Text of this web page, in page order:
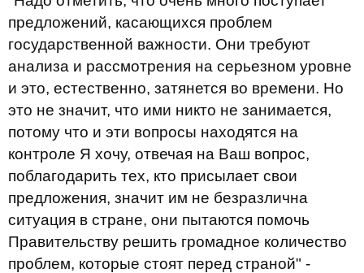
предложений, касающихся проблем
государственной важности. Они требуют
анализа и рассмотрения на серьезном уровне
и это, естественно, затянется во времени. Но
это не значит, что ими никто не занимается,
потому что и эти вопросы находятся на
контроле Я хочу, отвечая на Ваш вопрос,
поблагодарить тех, кто присылает свои
предложения, значит им не безразлична
ситуация в стране, они пытаются помочь
Правительству решить громадное количество
проблем, которые стоят перед страной" -